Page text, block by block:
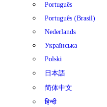
Português
Português (Brasil)
Nederlands
Українська
Polski
日本語
简体中文
हिन्दी